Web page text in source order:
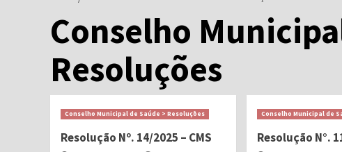
Conselho
Resoluções
Conselho Municipal de Saúde > Resoluções
Resolução Nº. 14/2025 – CMS
Conselho Municipal de
Resolução N°.